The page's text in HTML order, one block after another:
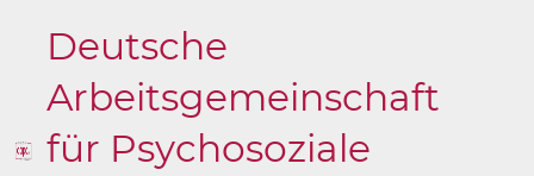
Deutsche
Arbeitsgemeinschaft
für Psychosoziale